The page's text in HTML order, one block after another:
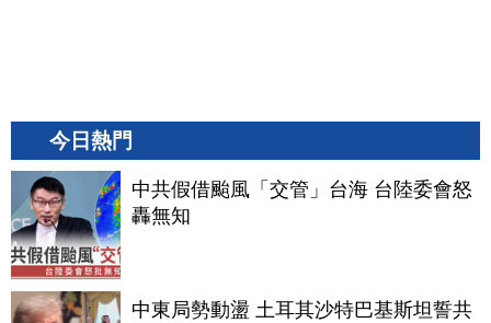
今日熱門
中共假借颱風「交管」台海 台陸委會怒
轟無知
中東局勢動盪 土耳其沙特巴基斯坦誓共